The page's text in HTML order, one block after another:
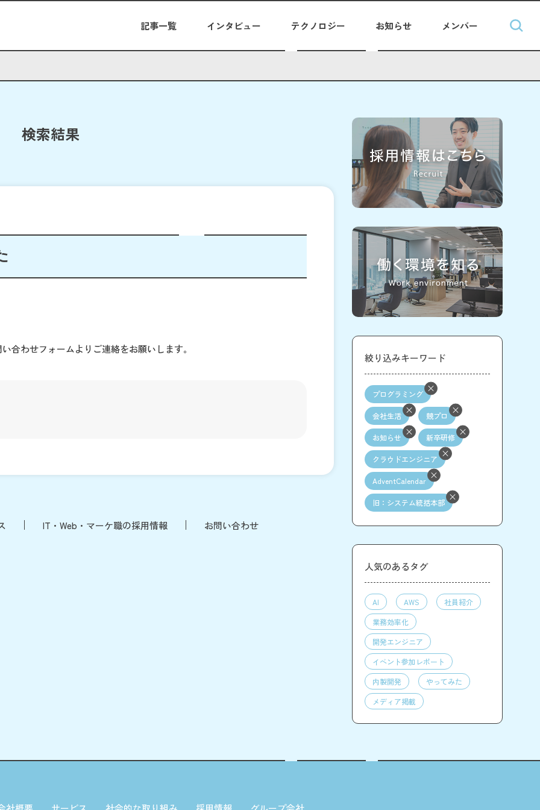
記事一覧 インタビュー テクノロジー お知らせ メンバー
検索結果
合わせフォームよりご連絡をお願いします。
IT・Web・マーケ職の採用情報 お問い合わせ
絞り込みキーワード
プログラミング
会社生活 競プロ
お知らせ 新卒研修
クラウドエンジニア
AdventCalendar
旧：システム統括本部
人気のあるタグ
AI AWS
社員紹介
業務効率化
開発エンジニア
イベント参加レポート
内製開発
やってみた
メディア掲載